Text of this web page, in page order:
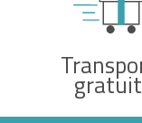
gratuit